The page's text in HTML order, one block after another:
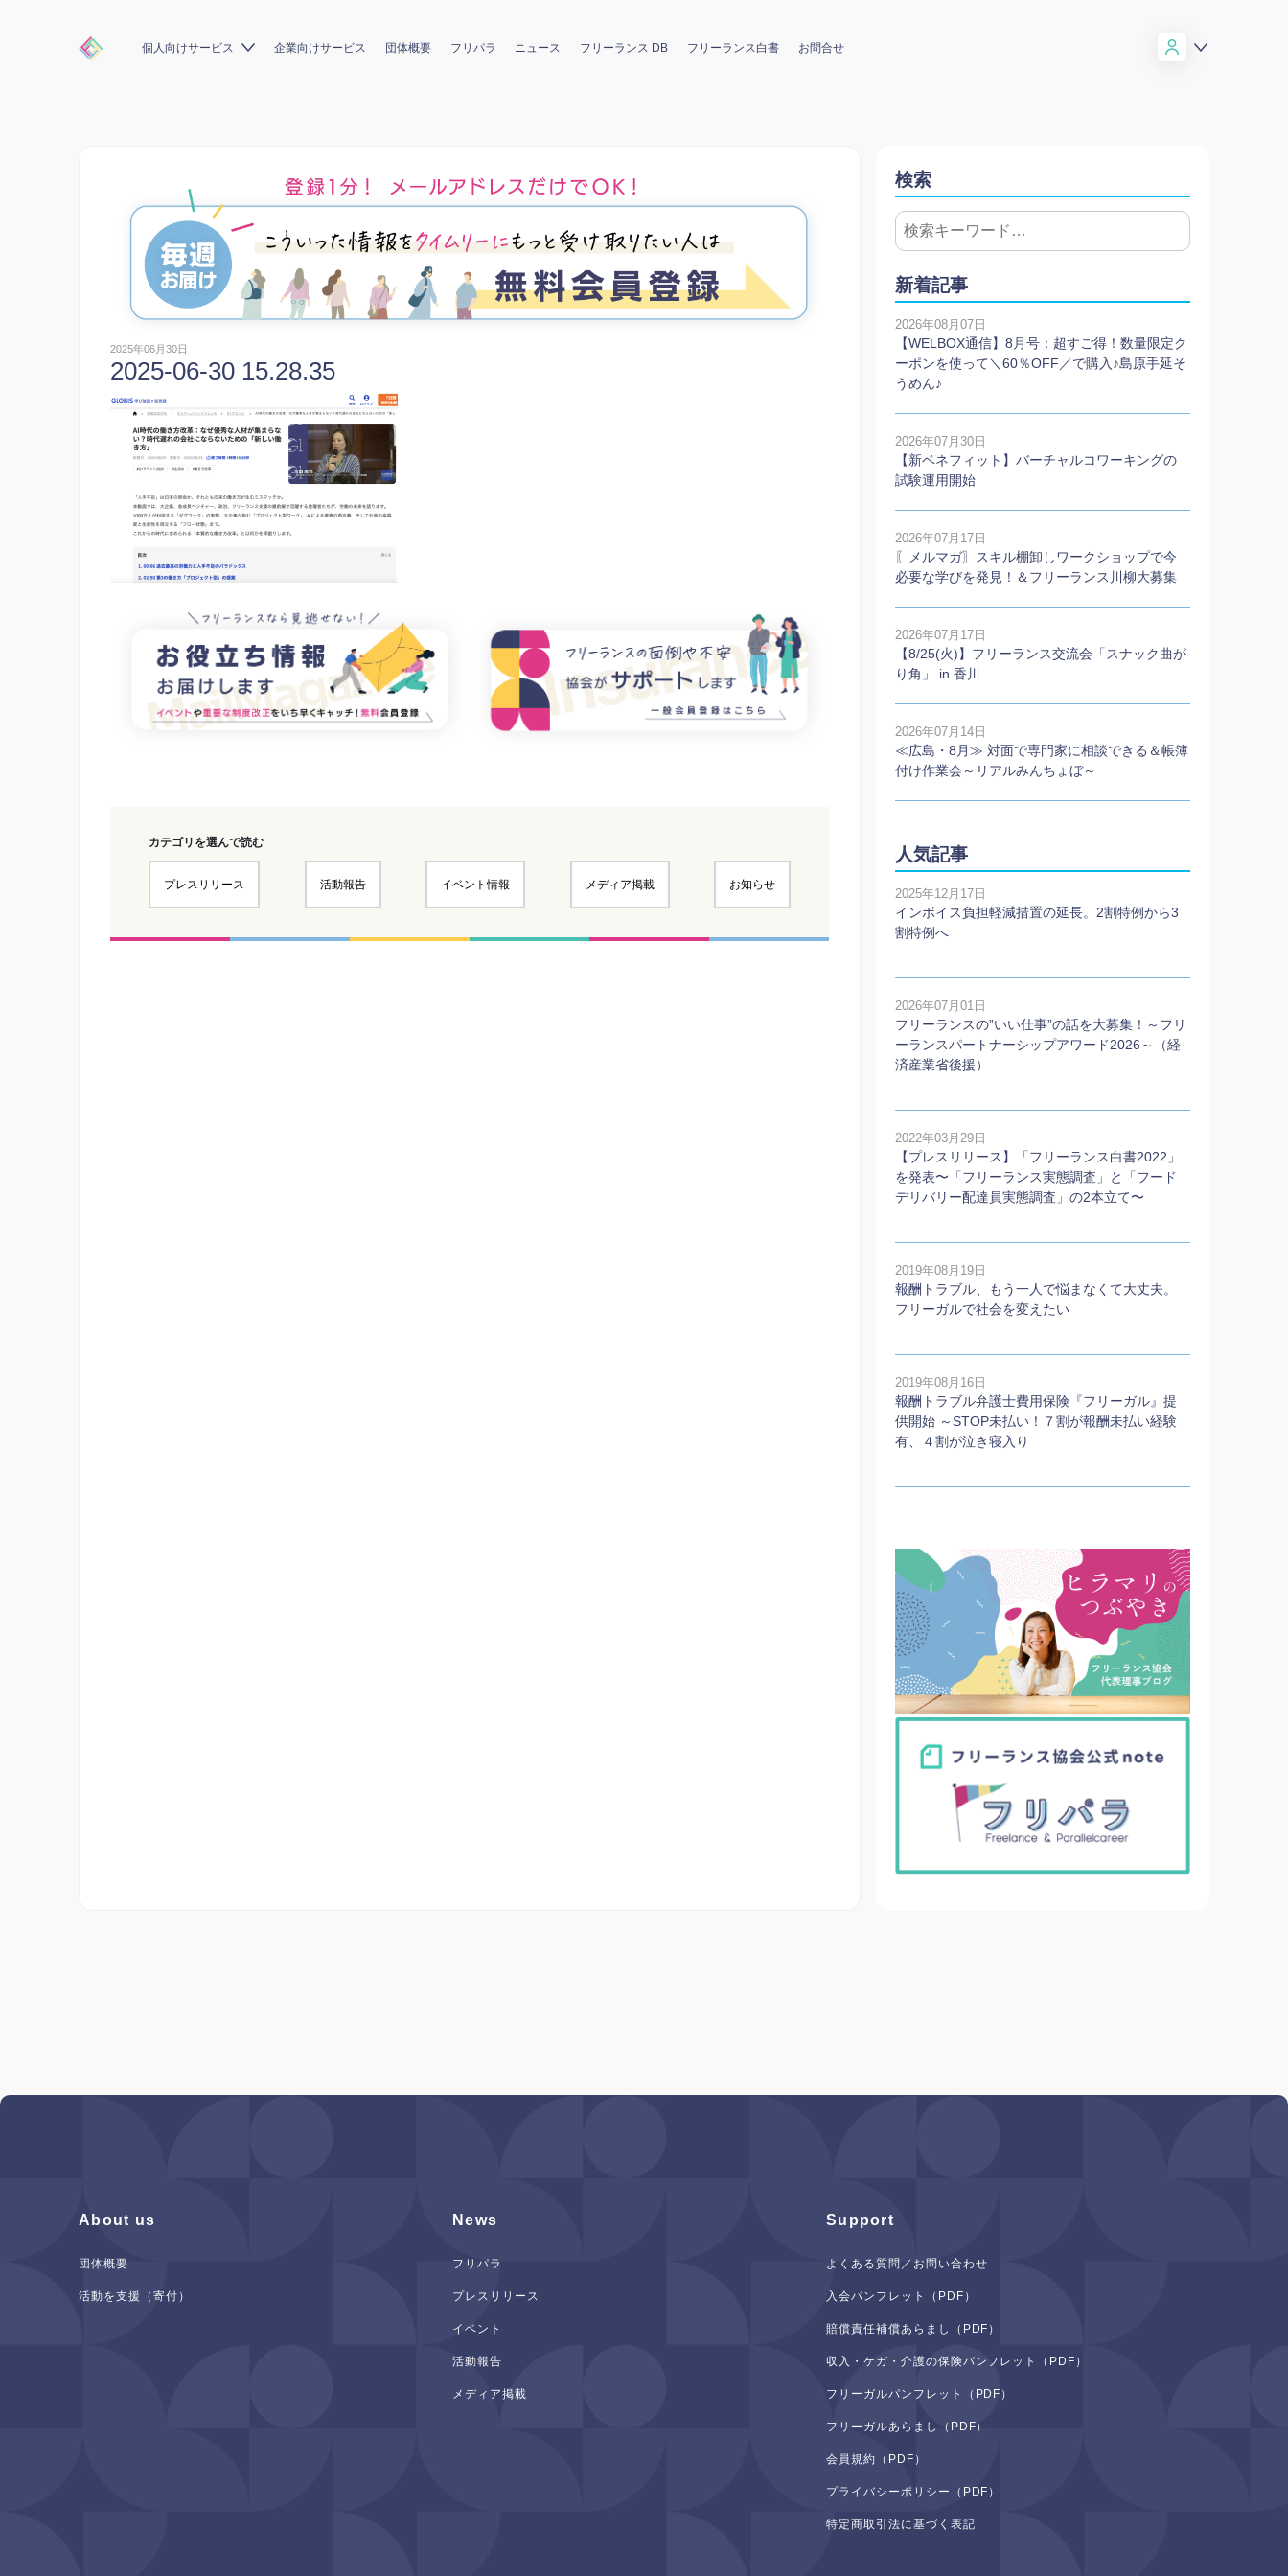
個人向けサービス 企業向けサービス 団体概要 フリパラ ニュース フリーランス DB フリーランス白書 お問合せ
2025年06月30日
2025-06-30 15.28.35
カテゴリを選んで読む
プレスリリース 活動報告 イベント情報 メディア掲載 お知らせ
検索
新着記事
2026年08月07日
【WELBOX通信】8月号：超すご得！数量限定ク
ーポンを使って＼60％OFF／で購入♪島原手延そ
うめん♪
2026年07月30日
【新ベネフィット】バーチャルコワーキングの
試験運用開始
2026年07月17日
〖メルマガ〗スキル棚卸しワークショップで今
必要な学びを発見！＆フリーランス川柳大募集
2026年07月17日
【8/25(火)】フリーランス交流会「スナック曲が
り角」 in 香川
2026年07月14日
≪広島・8月≫ 対面で専門家に相談できる＆帳簿
付け作業会～リアルみんちょぼ～
人気記事
2025年12月17日
インボイス負担軽減措置の延長。2割特例から3
割特例へ
2026年07月01日
フリーランスの”いい仕事”の話を大募集！～フリ
ーランスパートナーシップアワード2026～（経
済産業省後援）
2022年03月29日
【プレスリリース】「フリーランス白書2022」
を発表〜「フリーランス実態調査」と「フード
デリバリー配達員実態調査」の2本⽴て〜
2019年08月19日
報酬トラブル、もう一人で悩まなくて大丈夫。
フリーガルで社会を変えたい
2019年08月16日
報酬トラブル弁護士費用保険『フリーガル』提
供開始 ～STOP未払い！７割が報酬未払い経験
有、４割が泣き寝入り
About us
団体概要
活動を支援（寄付）
News
フリパラ
プレスリリース
イベント
活動報告
メディア掲載
Support
よくある質問／お問い合わせ
入会パンフレット（PDF）
賠償責任補償あらまし（PDF）
収入・ケガ・介護の保険パンフレット（PDF）
フリーガルパンフレット（PDF）
フリーガルあらまし（PDF）
会員規約（PDF）
プライバシーポリシー（PDF）
特定商取引法に基づく表記